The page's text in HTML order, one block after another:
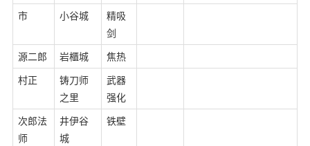
市 小谷城
精吸
剑
源二郎
岩櫃城
焦热
村正
铸刀师
之里
武器
强化
次郎法
师
井伊谷
城
铁壁